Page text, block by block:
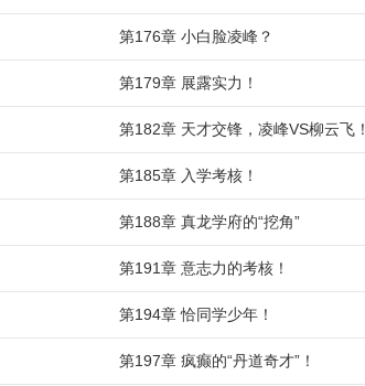
第176章 小白脸凌峰？
第179章 展露实力！
第182章 天才交锋，凌峰VS柳云飞！
第185章 入学考核！
第188章 真龙学府的“挖角”
第191章 意志力的考核！
第194章 恰同学少年！
第197章 疯癫的“丹道奇才”！